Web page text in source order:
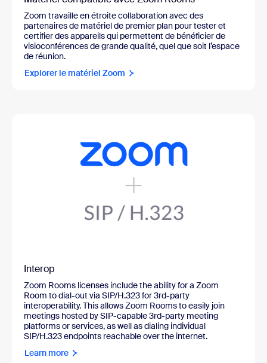
Zoom travaille en étroite collaboration avec des
partenaires de matériel de premier plan pour tester et
certifier des appareils qui permettent de bénéficier de
visioconférences de grande qualité, quel que soit l’espace
de réunion.
Explorer le matériel Zoom
Interop
Zoom Rooms licenses include the ability for a Zoom
Room to dial-out via SIP/H.323 for 3rd-party
interoperability. This allows Zoom Rooms to easily join
meetings hosted by SIP-capable 3rd-party meeting
platforms or services, as well as dialing individual
SIP/H.323 endpoints reachable over the internet.
Learn more